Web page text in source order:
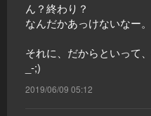
ん？終わり？
なんだかあっけないなー。
それに、だからといって
_-;)
2019/06/09 05:12